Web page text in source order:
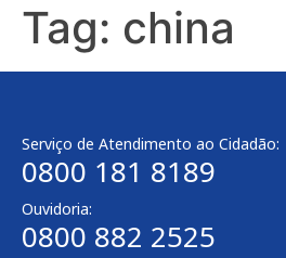
Tag: china
Serviço de Atendimento ao Cidadão:
0800 181 8189
Ouvidoria:
0800 882 2525​